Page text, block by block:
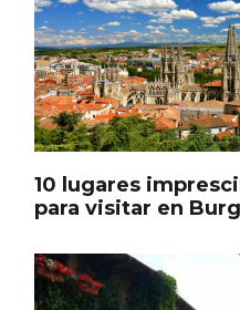
10 lugares
para visitar en
Recorre los
en Riaño